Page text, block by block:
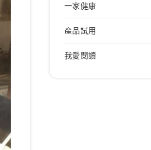
一家健康
產品試用
我愛閱讀